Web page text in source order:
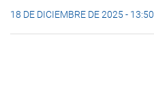
18 DE DICIEMBRE DE 2025 - 13:50